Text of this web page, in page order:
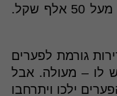
עלה 32 אלף שקל - היום הוא עולה מעל 50 אלף שקל.
גורמת לפערים
לו – מעולה. אבל
ילכו ויתרחבו